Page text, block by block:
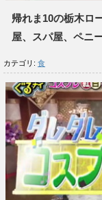
帰れま10の栃木ロ
屋、スパ屋、ペニ
カテゴリ: 食